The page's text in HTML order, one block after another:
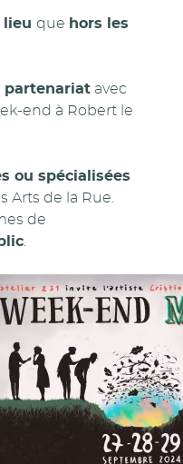
lieu que hors les
partenariat avec
end à Robert le
ou spécialisées
de la Rue.
de